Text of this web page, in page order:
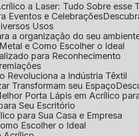
a Laser: Tudo Sobre esse
Eventos e Celebrações
Usos
a organização do seu
e Como Escolher o Ideal
para Reconhecimento
Revoluciona a Indústria Têxtil
Transformam seu Espaço
Porta Lápis em Acrílico
Seu Escritório
para Sua Casa e Empresa
Escolher o Ideal